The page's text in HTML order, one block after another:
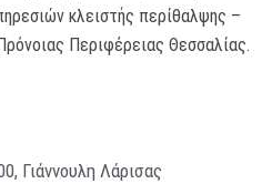
κλειστής περίθαλψης –
Περιφέρειας Θεσσαλίας.
Γιάννουλη Λάρισας